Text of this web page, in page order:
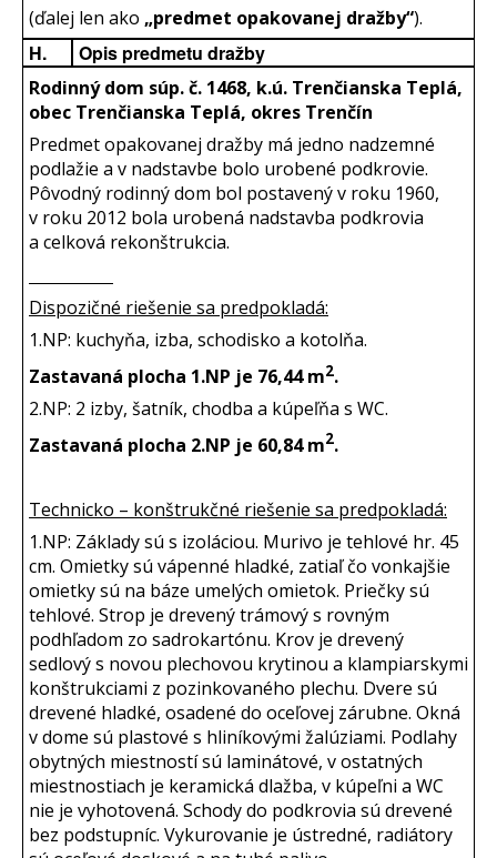
(ďalej len ako „predmet opakovanej dražby“).
H. Opis predmetu dražby
Rodinný dom súp. č. 1468, k.ú. Trenčianska Teplá,
obec Trenčianska Teplá, okres Trenčín
Predmet opakovanej dražby má jedno nadzemné
podlažie a v nadstavbe bolo urobené podkrovie.
Pôvodný rodinný dom bol postavený v roku 1960,
v roku 2012 bola urobená nadstavba podkrovia
a celková rekonštrukcia.
Dispozičné riešenie sa predpokladá:
1.NP: kuchyňa, izba, schodisko a kotolňa.
Zastavaná plocha 1.NP je 76,44 m2.
2.NP: 2 izby, šatník, chodba a kúpeľňa s WC.
Zastavaná plocha 2.NP je 60,84 m2.
Technicko – konštrukčné riešenie sa predpokladá:
1.NP: Základy sú s izoláciou. Murivo je tehlové hr. 45
cm. Omietky sú vápenné hladké, zatiaľ čo vonkajšie
omietky sú na báze umelých omietok. Priečky sú
tehlové. Strop je drevený trámový s rovným
podhľadom zo sadrokartónu. Krov je drevený
sedlový s novou plechovou krytinou a klampiarskymi
konštrukciami z pozinkovaného plechu. Dvere sú
drevené hladké, osadené do oceľovej zárubne. Okná
v dome sú plastové s hliníkovými žalúziami. Podlahy
obytných miestností sú laminátové, v ostatných
miestnostiach je keramická dlažba, v kúpeľni a WC
nie je vyhotovená. Schody do podkrovia sú drevené
bez podstupníc. Vykurovanie je ústredné, radiátory